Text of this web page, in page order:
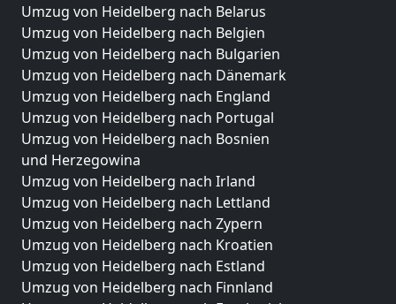
Umzug von Heidelberg nach Belarus
Umzug von Heidelberg nach Belgien
Umzug von Heidelberg nach Bulgarien
Umzug von Heidelberg nach Dänemark
Umzug von Heidelberg nach England
Umzug von Heidelberg nach Portugal
Umzug von Heidelberg nach Bosnien
und Herzegowina
Umzug von Heidelberg nach Irland
Umzug von Heidelberg nach Lettland
Umzug von Heidelberg nach Zypern
Umzug von Heidelberg nach Kroatien
Umzug von Heidelberg nach Estland
Umzug von Heidelberg nach Finnland